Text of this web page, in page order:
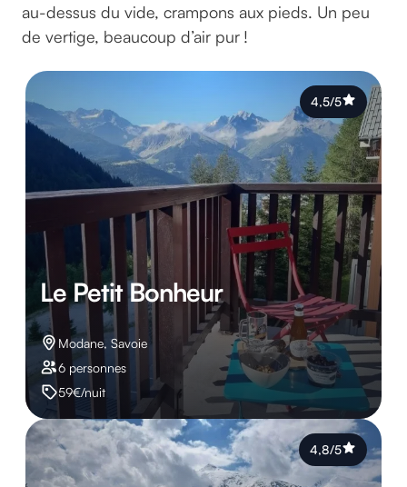
au-dessus du vide, crampons aux pieds. Un peu
de vertige, beaucoup d’air pur !
Le Petit Bonheur
Modane, Savoie
6 personnes
59€/nuit
4,5/5
4,8/5